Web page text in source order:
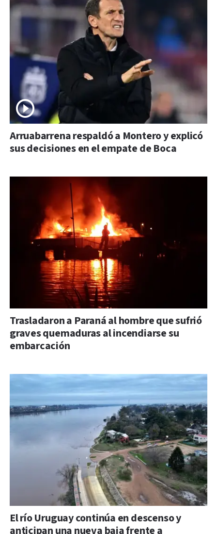
Arruabarrena respaldó a Montero y explicó
sus decisiones en el empate de Boca
Trasladaron a Paraná al hombre que sufrió
graves quemaduras al incendiarse su
embarcación
El río Uruguay continúa en descenso y
anticipan una nueva baja frente a